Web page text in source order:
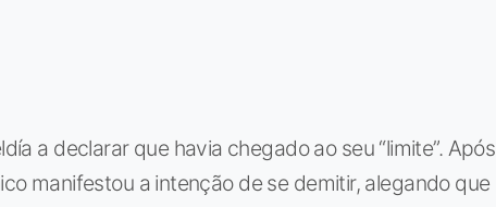
a declarar que havia chegado ao seu “limite”. Após
manifestou a intenção de se demitir, alegando que